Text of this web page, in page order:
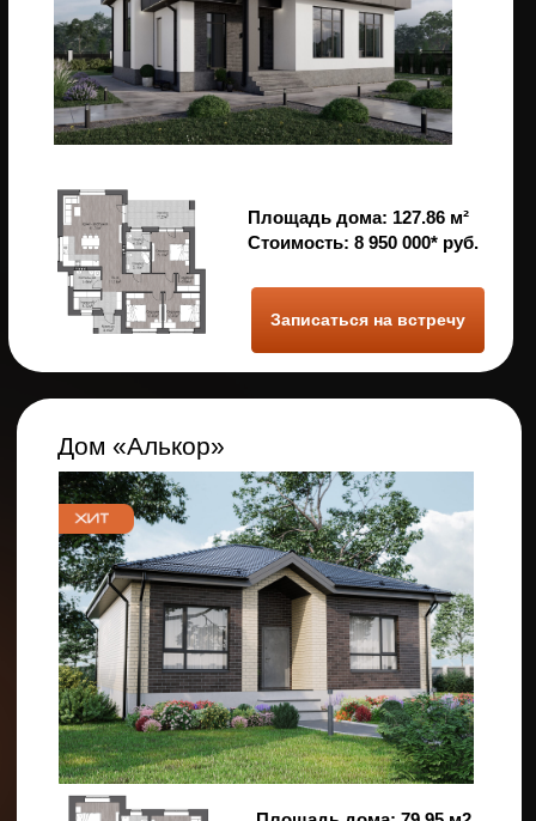
Дом «Мехико»
Площадь дома:155.18 м²
Записаться на встречу
Дом «Босфор»
Площадь дома:125.14 м²
Стоимость:7 000 000* руб.